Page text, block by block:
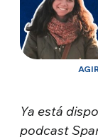
Ya está
podcast